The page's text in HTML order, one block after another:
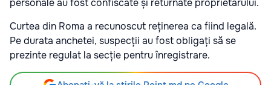
personale au fost confiscate și returnate proprietarului.
Curtea din Roma a recunoscut reținerea ca fiind legală.
Pe durata anchetei, suspecții au fost obligați să se
prezinte regulat la secție pentru înregistrare.